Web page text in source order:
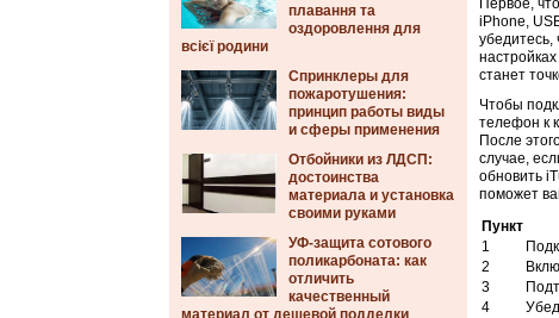
плавання та
оздоровлення для
всієї родини
Спринклеры для
пожаротушения:
принцип работы виды
и сферы применения
Отбойники из ЛДСП:
достоинства
материала и установка
своими руками
УФ-защита сотового
поликарбоната: как
отличить
качественный
материал от дешевой подделки
Первое,
iPhone,
станет
Чтобы
телефон к
После
случае,
обновить
поможет
Пункт
1
2
3
4